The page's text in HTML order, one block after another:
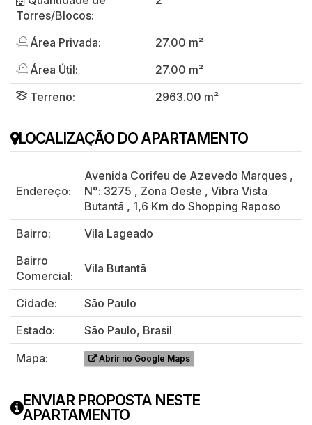
Torres/Blocos:
Área Privada:
27.00 m²
Área Útil:
27.00 m²
Terreno:
2963.00 m²
LOCALIZAÇÃO DO APARTAMENTO
Endereço:
Avenida Corifeu de Azevedo Marques ,
N°: 3275 , Zona Oeste , Vibra Vista
Butantã , 1,6 Km do Shopping Raposo
Bairro:
Vila Lageado
Bairro
Comercial:
Vila Butantã
Cidade:
São Paulo
Estado:
São Paulo, Brasil
Mapa:
Abrir no Google Maps
ENVIAR PROPOSTA NESTE
APARTAMENTO